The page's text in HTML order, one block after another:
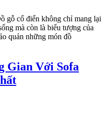
cổ điển không chỉ mang lại
mà còn là biểu tượng của
quản những món đồ
Gian Với Sofa